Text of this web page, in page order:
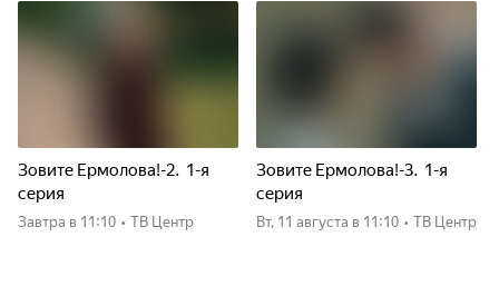
Зовите Ермолова!-2. 1-я
серия
Завтра в 11:10 • ТВ Центр
Зовите Ермолова!-3. 1-я
серия
вт, 11 августа в 11:10 • ТВ Центр